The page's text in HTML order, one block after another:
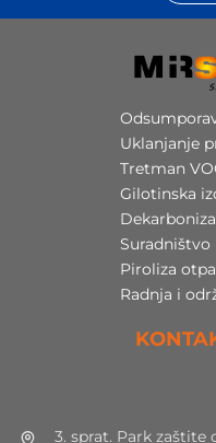
Uklanjanje
Tretman
Gilotinska
Piroliza
Radnja i
3. sprat. Park zaštite